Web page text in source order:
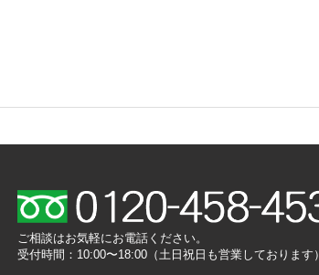
ご相談はお気軽にお電話ください。
受付時間：10:00〜18:00（土日祝日も営業しております）